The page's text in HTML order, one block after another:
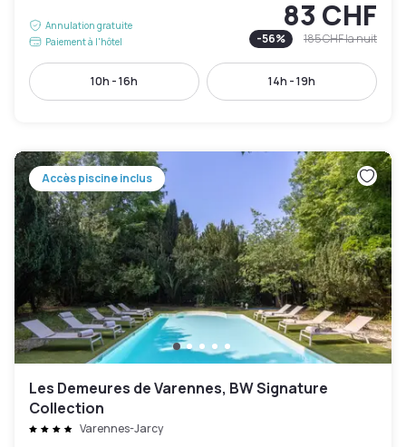
Annulation gratuite
Paiement à l'hôtel
83 CHF
-56% 185 CHFla nuit
10h - 16h 14h - 19h
Accès piscine inclus
Les Demeures de Varennes, BW Signature
Collection
Varennes-Jarcy